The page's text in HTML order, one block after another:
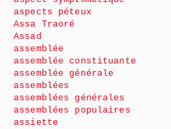
aspects péteux
Assa Traoré
Assad
assemblée
assemblée constituante
assemblée générale
assemblées
assemblées générales
assemblées populaires
assiette